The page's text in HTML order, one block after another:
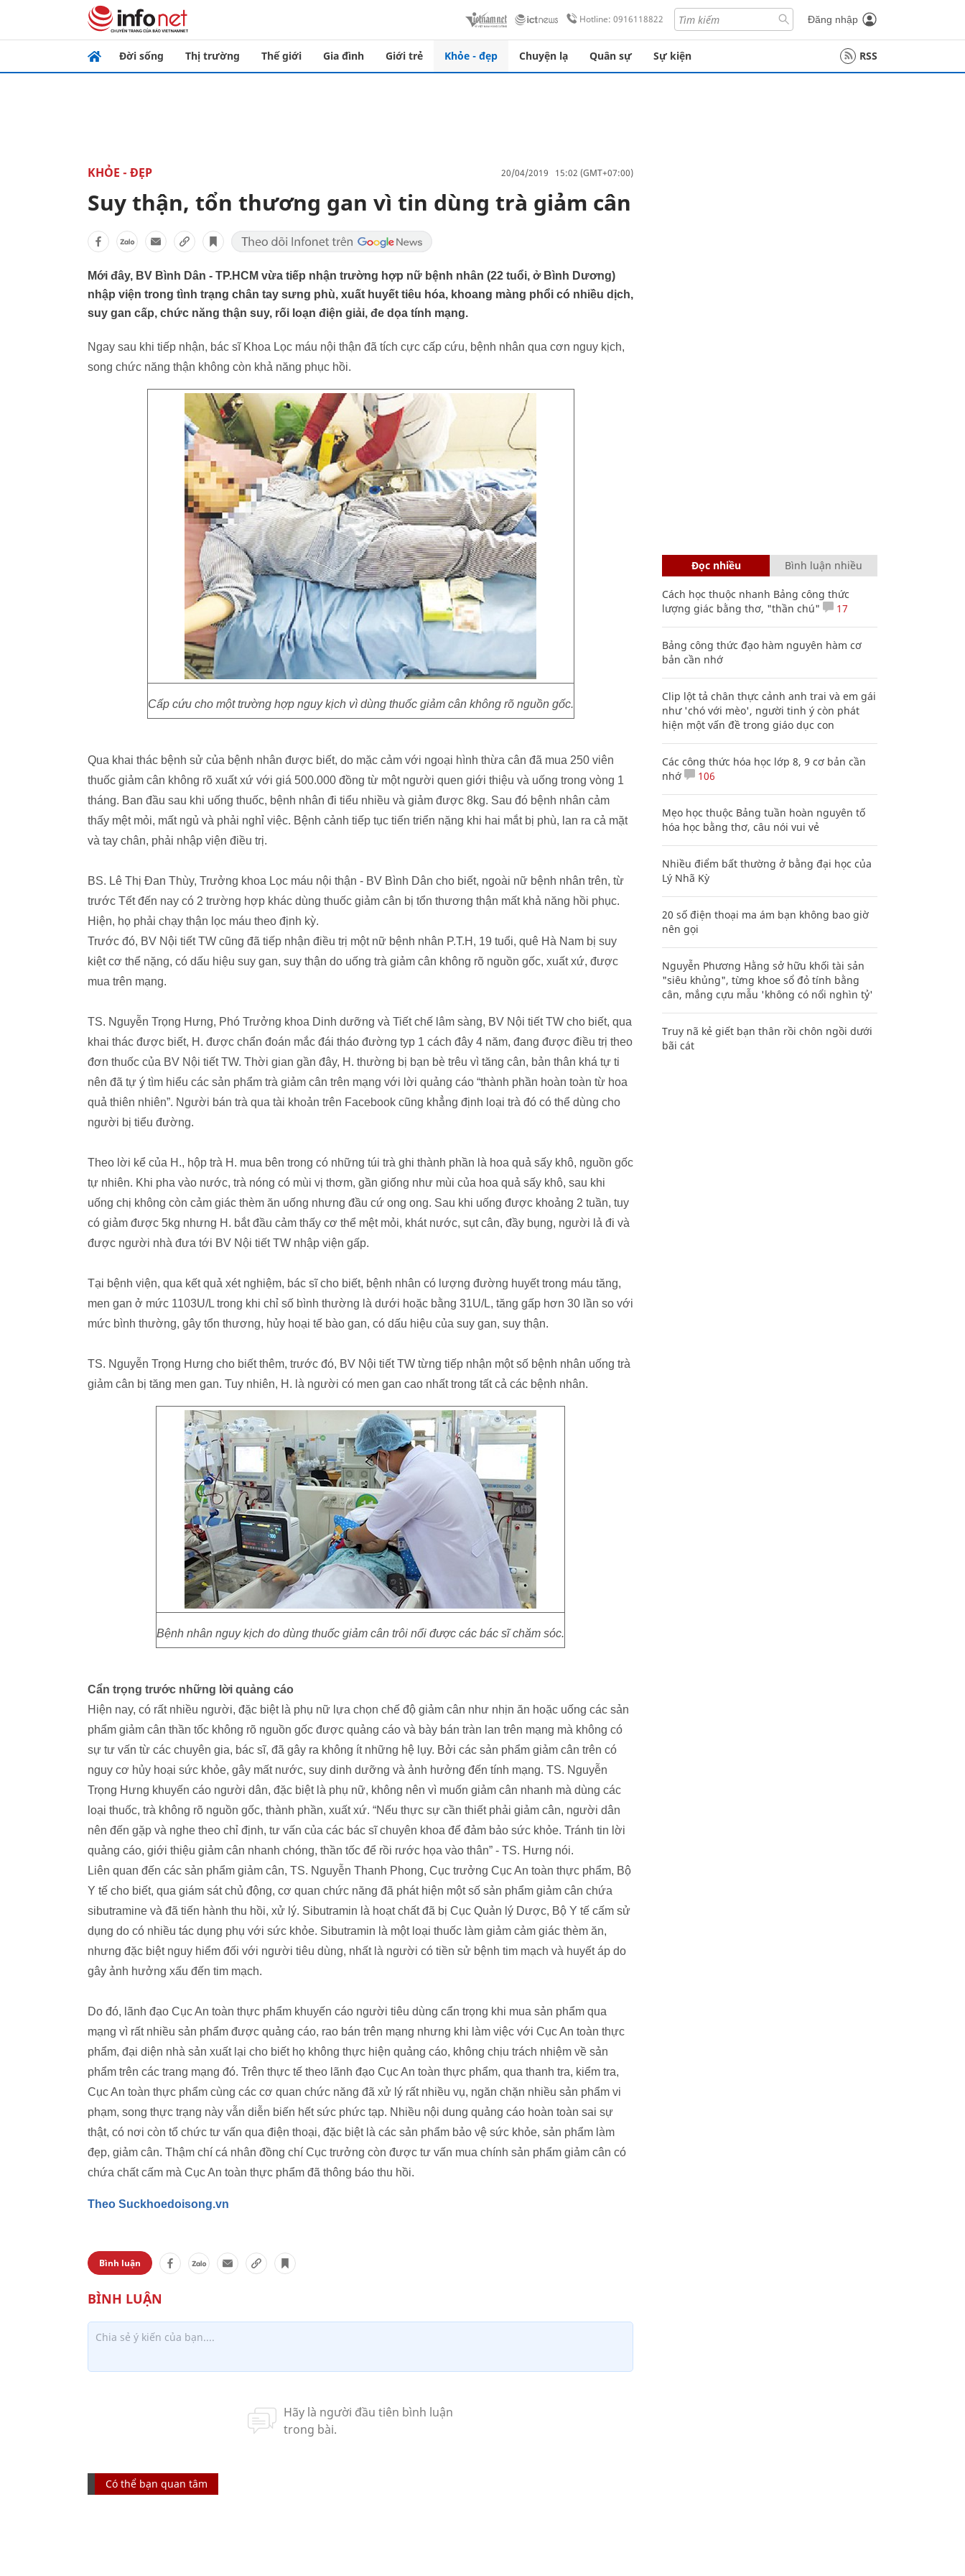
Hotline: 0916118822 Đăng nhập
Đời sống Thị trường Thế giới Gia đình Giới trẻ Khỏe - đẹp Chuyện lạ Quân sự Sự kiện RSS
KHỎE - ĐẸP 20/04/2019 15:02 (GMT+07:00)
Suy thận, tổn thương gan vì tin dùng trà giảm cân
Mới đây, BV Bình Dân - TP.HCM vừa tiếp nhận trường hợp nữ bệnh nhân (22 tuổi, ở Bình Dương)
nhập viện trong tình trạng chân tay sưng phù, xuất huyết tiêu hóa, khoang màng phổi có nhiều dịch,
suy gan cấp, chức năng thận suy, rối loạn điện giải, đe dọa tính mạng.
Ngay sau khi tiếp nhận, bác sĩ Khoa Lọc máu nội thận đã tích cực cấp cứu, bệnh nhân qua cơn nguy kịch,
song chức năng thận không còn khả năng phục hồi.
Cấp cứu cho một trường hợp nguy kịch vì dùng thuốc giảm cân không rõ nguồn gốc.
Qua khai thác bệnh sử của bệnh nhân được biết, do mặc cảm với ngoại hình thừa cân đã mua 250 viên
thuốc giảm cân không rõ xuất xứ với giá 500.000 đồng từ một người quen giới thiệu và uống trong vòng 1
tháng. Ban đầu sau khi uống thuốc, bệnh nhân đi tiểu nhiều và giảm được 8kg. Sau đó bệnh nhân cảm
thấy mệt mỏi, mất ngủ và phải nghỉ việc. Bệnh cảnh tiếp tục tiến triển nặng khi hai mắt bị phù, lan ra cả mặt
và tay chân, phải nhập viện điều trị.
BS. Lê Thị Đan Thùy, Trưởng khoa Lọc máu nội thận - BV Bình Dân cho biết, ngoài nữ bệnh nhân trên, từ
trước Tết đến nay có 2 trường hợp khác dùng thuốc giảm cân bị tổn thương thận mất khả năng hồi phục.
Hiện, họ phải chạy thận lọc máu theo định kỳ.
Trước đó, BV Nội tiết TW cũng đã tiếp nhận điều trị một nữ bệnh nhân P.T.H, 19 tuổi, quê Hà Nam bị suy
kiệt cơ thể nặng, có dấu hiệu suy gan, suy thận do uống trà giảm cân không rõ nguồn gốc, xuất xứ, được
mua trên mạng.
TS. Nguyễn Trọng Hưng, Phó Trưởng khoa Dinh dưỡng và Tiết chế lâm sàng, BV Nội tiết TW cho biết, qua
khai thác được biết, H. được chẩn đoán mắc đái tháo đường typ 1 cách đây 4 năm, đang được điều trị theo
đơn thuốc của BV Nội tiết TW. Thời gian gần đây, H. thường bị bạn bè trêu vì tăng cân, bản thân khá tự ti
nên đã tự ý tìm hiểu các sản phẩm trà giảm cân trên mạng với lời quảng cáo “thành phần hoàn toàn từ hoa
quả thiên nhiên”. Người bán trà qua tài khoản trên Facebook cũng khẳng định loại trà đó có thể dùng cho
người bị tiểu đường.
Theo lời kể của H., hộp trà H. mua bên trong có những túi trà ghi thành phần là hoa quả sấy khô, nguồn gốc
tự nhiên. Khi pha vào nước, trà nóng có mùi vị thơm, gần giống như mùi của hoa quả sấy khô, sau khi
uống chị không còn cảm giác thèm ăn uống nhưng đầu cứ ong ong. Sau khi uống được khoảng 2 tuần, tuy
có giảm được 5kg nhưng H. bắt đầu cảm thấy cơ thể mệt mỏi, khát nước, sụt cân, đầy bụng, người lả đi và
được người nhà đưa tới BV Nội tiết TW nhập viện gấp.
Tại bệnh viện, qua kết quả xét nghiệm, bác sĩ cho biết, bệnh nhân có lượng đường huyết trong máu tăng,
men gan ở mức 1103U/L trong khi chỉ số bình thường là dưới hoặc bằng 31U/L, tăng gấp hơn 30 lần so với
mức bình thường, gây tổn thương, hủy hoại tế bào gan, có dấu hiệu của suy gan, suy thận.
TS. Nguyễn Trọng Hưng cho biết thêm, trước đó, BV Nội tiết TW từng tiếp nhận một số bệnh nhân uống trà
giảm cân bị tăng men gan. Tuy nhiên, H. là người có men gan cao nhất trong tất cả các bệnh nhân.
Bệnh nhân nguy kịch do dùng thuốc giảm cân trôi nổi được các bác sĩ chăm sóc.
Cẩn trọng trước những lời quảng cáo
Hiện nay, có rất nhiều người, đặc biệt là phụ nữ lựa chọn chế độ giảm cân như nhịn ăn hoặc uống các sản
phẩm giảm cân thần tốc không rõ nguồn gốc được quảng cáo và bày bán tràn lan trên mạng mà không có
sự tư vấn từ các chuyên gia, bác sĩ, đã gây ra không ít những hệ lụy. Bởi các sản phẩm giảm cân trên có
nguy cơ hủy hoại sức khỏe, gây mất nước, suy dinh dưỡng và ảnh hưởng đến tính mạng. TS. Nguyễn
Trọng Hưng khuyến cáo người dân, đặc biệt là phụ nữ, không nên vì muốn giảm cân nhanh mà dùng các
loại thuốc, trà không rõ nguồn gốc, thành phần, xuất xứ. “Nếu thực sự cần thiết phải giảm cân, người dân
nên đến gặp và nghe theo chỉ định, tư vấn của các bác sĩ chuyên khoa để đảm bảo sức khỏe. Tránh tin lời
quảng cáo, giới thiệu giảm cân nhanh chóng, thần tốc để rồi rước họa vào thân” - TS. Hưng nói.
Liên quan đến các sản phẩm giảm cân, TS. Nguyễn Thanh Phong, Cục trưởng Cục An toàn thực phẩm, Bộ
Y tế cho biết, qua giám sát chủ động, cơ quan chức năng đã phát hiện một số sản phẩm giảm cân chứa
sibutramine và đã tiến hành thu hồi, xử lý. Sibutramin là hoạt chất đã bị Cục Quản lý Dược, Bộ Y tế cấm sử
dụng do có nhiều tác dụng phụ với sức khỏe. Sibutramin là một loại thuốc làm giảm cảm giác thèm ăn,
nhưng đặc biệt nguy hiểm đối với người tiêu dùng, nhất là người có tiền sử bệnh tim mạch và huyết áp do
gây ảnh hưởng xấu đến tim mạch.
Do đó, lãnh đạo Cục An toàn thực phẩm khuyến cáo người tiêu dùng cẩn trọng khi mua sản phẩm qua
mạng vì rất nhiều sản phẩm được quảng cáo, rao bán trên mạng nhưng khi làm việc với Cục An toàn thực
phẩm, đại diện nhà sản xuất lại cho biết họ không thực hiện quảng cáo, không chịu trách nhiệm về sản
phẩm trên các trang mạng đó. Trên thực tế theo lãnh đạo Cục An toàn thực phẩm, qua thanh tra, kiểm tra,
Cục An toàn thực phẩm cùng các cơ quan chức năng đã xử lý rất nhiều vụ, ngăn chặn nhiều sản phẩm vi
phạm, song thực trạng này vẫn diễn biến hết sức phức tạp. Nhiều nội dung quảng cáo hoàn toàn sai sự
thật, có nơi còn tổ chức tư vấn qua điện thoại, đặc biệt là các sản phẩm bảo vệ sức khỏe, sản phẩm làm
đẹp, giảm cân. Thậm chí cá nhân đồng chí Cục trưởng còn được tư vấn mua chính sản phẩm giảm cân có
chứa chất cấm mà Cục An toàn thực phẩm đã thông báo thu hồi.
Theo Suckhoedoisong.vn
Bình luận
Có thể bạn quan tâm
Đọc nhiều Bình luận nhiều
Cách học thuộc nhanh Bảng công thức
lượng giác bằng thơ, "thần chú"
17
Bảng công thức đạo hàm nguyên hàm cơ
bản cần nhớ
Clip lột tả chân thực cảnh anh trai và em gái
như 'chó với mèo', người tinh ý còn phát
hiện một vấn đề trong giáo dục con
Các công thức hóa học lớp 8, 9 cơ bản cần
nhớ
106
Mẹo học thuộc Bảng tuần hoàn nguyên tố
hóa học bằng thơ, câu nói vui vẻ
Nhiều điểm bất thường ở bằng đại học của
Lý Nhã Kỳ
20 số điện thoại ma ám bạn không bao giờ
nên gọi
Nguyễn Phương Hằng sở hữu khối tài sản
"siêu khủng", từng khoe sổ đỏ tính bằng
cân, mắng cựu mẫu 'không có nổi nghìn tỷ'
Truy nã kẻ giết bạn thân rồi chôn ngồi dưới
bãi cát